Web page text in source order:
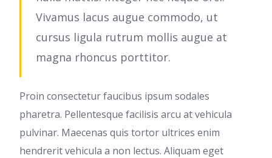
Vivamus lacus augue commodo, ut
cursus ligula rutrum mollis augue at
magna rhoncus porttitor.
Proin consectetur faucibus ipsum sodales
pharetra. Pellentesque facilisis arcu at vehicula
pulvinar. Maecenas quis tortor ultrices enim
hendrerit vehicula a non lectus. Aliquam eget